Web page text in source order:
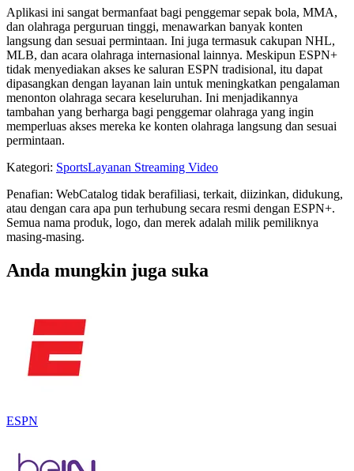
Aplikasi ini sangat bermanfaat bagi penggemar sepak bola, MMA,
dan olahraga perguruan tinggi, menawarkan banyak konten
langsung dan sesuai permintaan. Ini juga termasuk cakupan NHL,
MLB, dan acara olahraga internasional lainnya. Meskipun ESPN+
tidak menyediakan akses ke saluran ESPN tradisional, itu dapat
dipasangkan dengan layanan lain untuk meningkatkan pengalaman
menonton olahraga secara keseluruhan. Ini menjadikannya
tambahan yang berharga bagi penggemar olahraga yang ingin
memperluas akses mereka ke konten olahraga langsung dan sesuai
permintaan.
Kategori: SportsLayanan Streaming Video
Penafian: WebCatalog tidak berafiliasi, terkait, diizinkan, didukung,
atau dengan cara apa pun terhubung secara resmi dengan ESPN+.
Semua nama produk, logo, dan merek adalah milik pemiliknya
masing-masing.
Anda mungkin juga suka
ESPN